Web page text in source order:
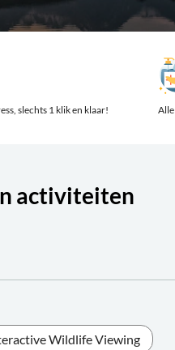
slechts 1 klik en klaar!
activiteiten
Wildlife Viewing